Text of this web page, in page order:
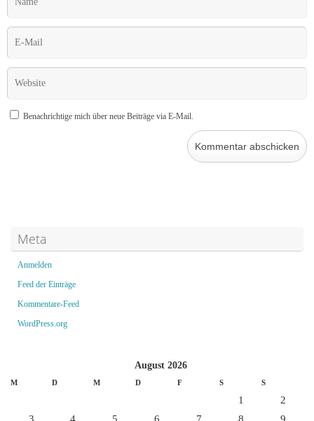
Benachrichtige mich über neue Beiträge via E-Mail.
Meta
Anmelden
Feed der Einträge
Kommentare-Feed
WordPress.org
August 2026
M D M D F S S
1
2